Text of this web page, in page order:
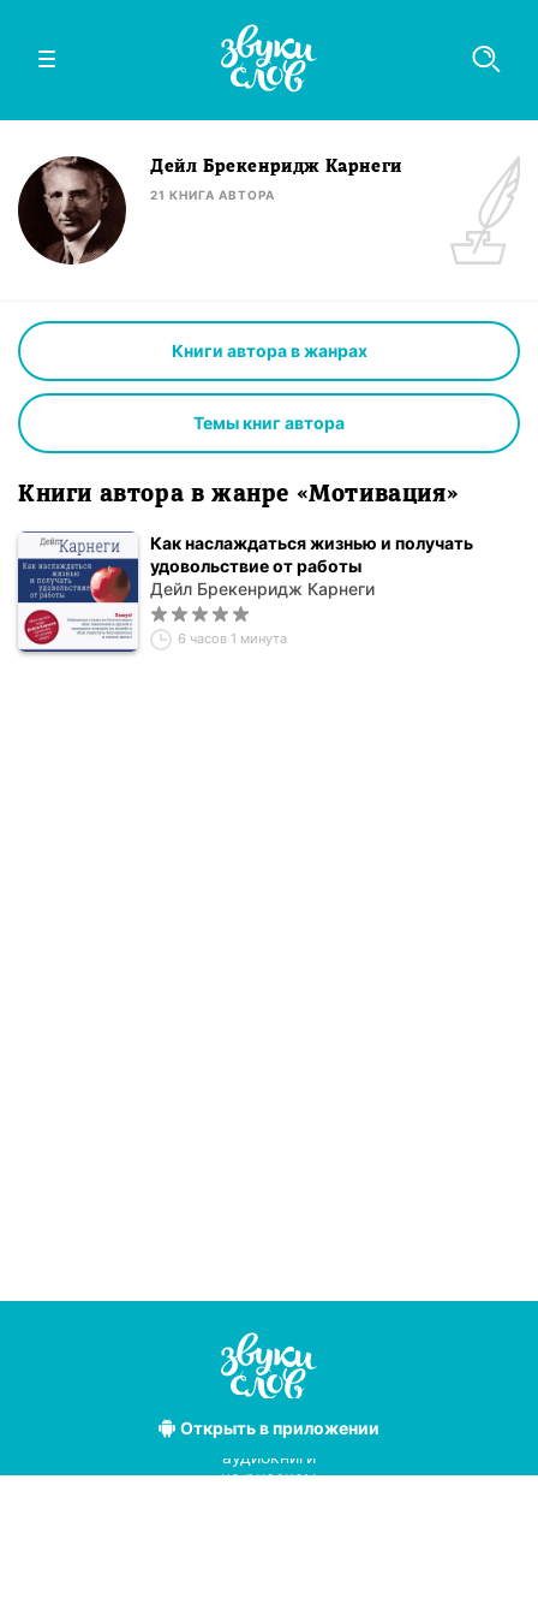
Дейл Брекенридж Карнеги
21 КНИГА АВТОРА
Книги автора в жанрах
Темы книг автора
Книги автора в жанре «Мотивация»
Как наслаждаться жизнью и получать
удовольствие от работы
Дейл Брекенридж Карнеги
6 часов 1 минута
Открытьв приложении
Лучшие
аудиокниги
на русском